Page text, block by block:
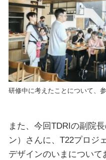
研修中に考えたことについて、
また、今回TDRIの副院
ン）さんに、T22プロジ
デザインのいまについて